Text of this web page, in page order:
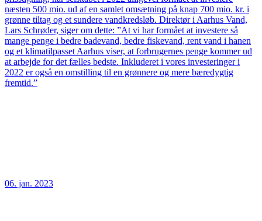
næsten 500 mio. ud af en samlet omsætning på knap 700 mio. kr. i
grønne tiltag og et sundere vandkredsløb. Direktør i Aarhus Vand,
Lars Schrøder, siger om dette: ”At vi har formået at investere så
mange penge i bedre badevand, bedre fiskevand, rent vand i hanen
og et klimatilpasset Aarhus viser, at forbrugernes penge kommer ud
at arbejde for det fælles bedste. Inkluderet i vores investeringer i
2022 er også en omstilling til en grønnere og mere bæredygtig
fremtid.”
06. jan. 2023